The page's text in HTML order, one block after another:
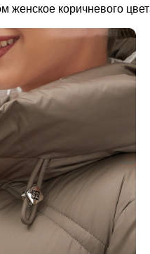
женское коричневого